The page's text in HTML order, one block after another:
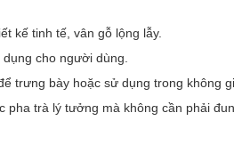
kế tinh tế, vân gỗ lộng lẫy.
cho người dùng.
trưng bày hoặc sử dụng trong không
trà lý tưởng mà không cần phải